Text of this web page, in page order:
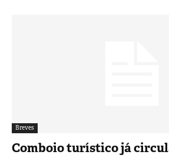
Breves
Comboio turístico já